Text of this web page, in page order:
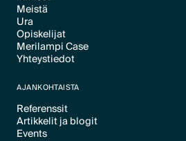
Text Link
Meistä
Text Link
Ura
Text Link
Opiskelijat
Text Link
Merilampi Case
Text Link
Yhteystiedot
AJANKOHTAISTA
Referenssit
Text Link
Artikkelit ja blogit
Text Link
Events